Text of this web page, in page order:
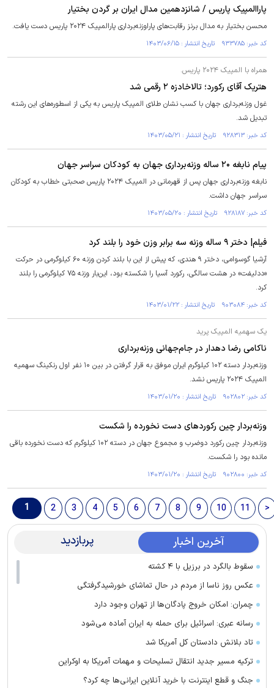
پاراالمپیک پاریس / شانزدهمین مدال ایران بر گردن بختیار
محسن بختیار به مدال برنز رقابت‌های پاراوزنه‌برداری پارالمپیک ۲۰۲۴ پاریس دست یافت.
کد خبر: ۹۳۳۷۸۵ تاریخ انتشار : ۱۴۰۳/۰۶/۱۵
همراه با المپیک ۲۰۲۴ پاریس.
هتریک آقای رکورد؛ تالاخادزه ۲ رقمی شد
غول وزنه‌برداری جهان با کسب نشان طلای المپیک پاریس به یکی از اسطوره‌های این رشته
تبدیل شد.
کد خبر: ۹۲۸۳۱۳ تاریخ انتشار : ۱۴۰۳/۰۵/۲۱
پیام نابغه ۲۰ ساله وزنه‌برداری جهان به کودکان سراسر جهان
نابغه وزنه‌برداری جهان پس از قهرمانی در المپیک ۲۰۲۴ پاریس صحبتی خطاب به کودکان
سراسر جهان داشت.
کد خبر: ۹۲۸۱۸۷ تاریخ انتشار : ۱۴۰۳/۰۵/۲۰
فیلم| دختر ۹ ساله وزنه سه برابر وزن خود را بلند کرد
آرشیا گوسوامی، دختر ۹ هندی، که پیش از این با بلند کردن وزنه ۶۰ کیلوگرمی در حرکت
«ددلیفت» در هشت سالگی، رکورد آسیا را شکسته بود، این‌بار وزنه ۷۵ کیلوگرمی را بلند
کرد.
کد خبر: ۹۰۳۰۸۴ تاریخ انتشار : ۱۴۰۳/۰۱/۲۲
یک سهمیه المپیک پرید
ناکامی رضا دهدار در جام‌جهانی وزنه‌برداری
وزنه‌بردار دسته ۱۰۲ کیلوگرم ایران موفق به قرار گرفتن در بین ۱۰ نفر اول رنکینگ سهمیه
المپیک ۲۰۲۴ پاریس نشد.
کد خبر: ۹۰۲۸۰۲ تاریخ انتشار : ۱۴۰۳/۰۱/۲۰
وزنه‌بردار چین رکورد‌های دست نخورده را شکست
وزنه‌بردار چین رکورد دوضرب و مجموع جهان در دسته ۱۰۲ کیلوگرم که دست نخورده باقی
مانده بود را شکست.
کد خبر: ۹۰۲۸۰۰ تاریخ انتشار : ۱۴۰۳/۰۱/۲۰
1 2 3 4 5 6 7 8 9 10 11 >
آخرین اخبار پربازدید
سقوط بالگرد در برزیل با ۴ کشته
عکس روز ناسا از مردم در حال تماشای خورشیدگرفتگی
چمران: امکان خروج پادگان‌ها از تهران وجود دارد
رسانه عبری: اسرائیل برای حمله به ایران آماده می‌شود
تاد بلانش دادستان کل آمریکا شد
ترکیه مسیر جدید انتقال تسلیحات و مهمات آمریکا به اوکراین
جنگ و قطع اینترنت با خرید آنلاین ایرانی‌ها چه کرد؟